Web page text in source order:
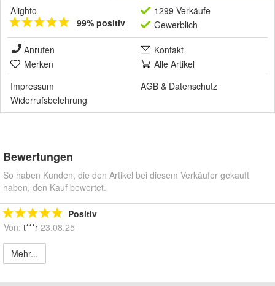
Alighto
99% positiv
1299 Verkäufe
Gewerblich
Anrufen
Kontakt
Merken
Alle Artikel
Impressum
AGB & Datenschutz
Widerrufsbelehrung
Bewertungen
So haben Kunden, die den Artikel bei diesem Verkäufer gekauft
haben, den Kauf bewertet.
Positiv
Von: t***r 23.08.25
Mehr...